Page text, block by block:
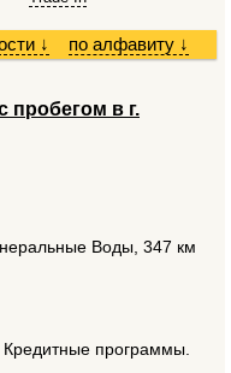
по алфавиту ↓
↓
пробегом в г.
Воды, 347 км
программы.